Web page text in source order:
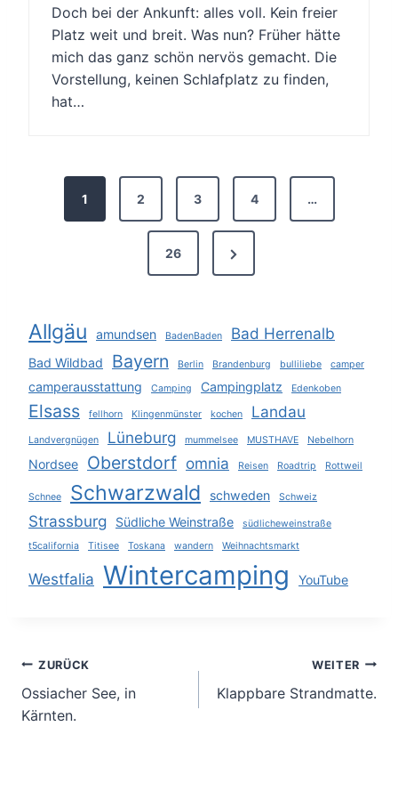
Doch bei der Ankunft: alles voll. Kein freier
Platz weit und breit. Was nun? Früher hätte
mich das ganz schön nervös gemacht. Die
Vorstellung, keinen Schlafplatz zu finden,
hat…
n
n
u
m
m
r
i
e
n
g
d
1 2 3 4 …
26
N
e
P
a
g
e
Allgäu amundsen BadenBaden Bad Herrenalb
Bad Wildbad Bayern Berlin Brandenburg bulliliebe camper
camperausstattung Camping Campingplatz Edenkoben
Elsass fellhorn Klingenmünster kochen Landau
Landvergnügen Lüneburg mummelsee MUSTHAVE Nebelhorn
Nordsee Oberstdorf omnia Reisen Roadtrip Rottweil
Schnee Schwarzwald schweden Schweiz
Strassburg Südliche Weinstraße
südlicheweinstraße
t5california
Titisee Toskana wandern Weihnachtsmarkt
Westfalia Wintercamping YouTube
Beitragsnavigation
ZURÜCK
Ossiacher See, in
Kärnten.
WEITER
Klappbare Strandmatte.